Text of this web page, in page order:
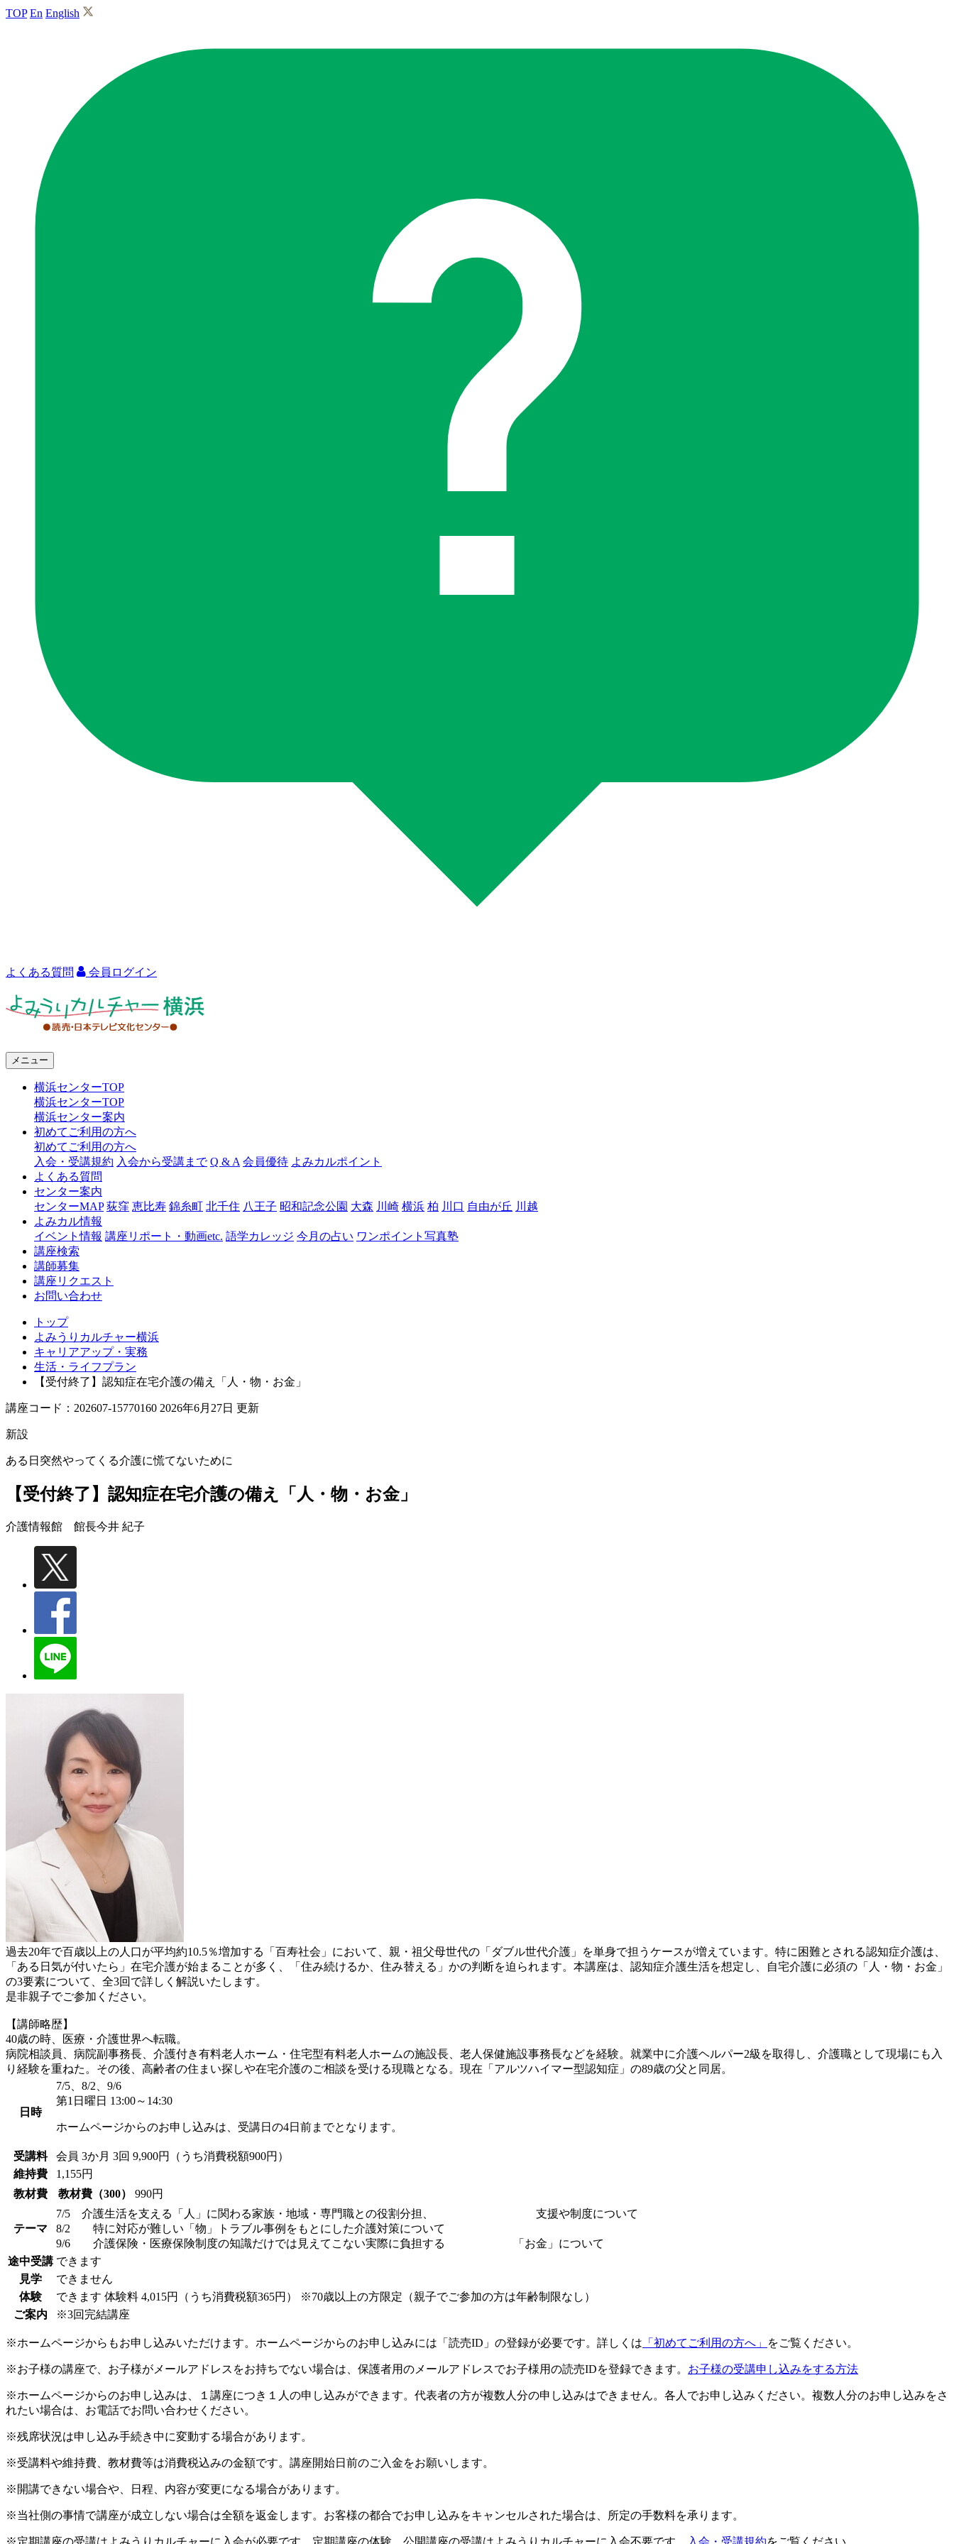
TOP En English
よくある質問 会員ログイン
ャ
横
浜
メニュー
横浜センターTOP
横浜センターTOP
横浜センター案内
初めてご利用の方へ
初めてご利用の方へ
入会・受講規約 入会から受講まで Q & A 会員優待 よみカルポイント
よくある質問
センター案内
センターMAP 荻窪 恵比寿 錦糸町 北千住 八王子 昭和記念公園 大森 川崎 横浜 柏 川口 自由が丘 川越
よみカル情報
イベント情報 講座リポート・動画etc. 語学カレッジ 今月の占い ワンポイント写真塾
講座検索
講師募集
講座リクエスト
お問い合わせ
トップ
よみうりカルチャー横浜
キャリアアップ・実務
生活・ライフプラン
【受付終了】認知症在宅介護の備え「人・物・お金」
講座コード：202607-15770160 2026年6月27日 更新
新設
ある日突然やってくる介護に慌てないために
【受付終了】認知症在宅介護の備え「人・物・お金」
介護情報館 館長今井 紀子
過去20年で百歳以上の人口が平均約10.5％増加する「百寿社会」において、親・祖父母世代の「ダブル世代介護」を単身で担うケースが増えています。特に困難とされる認知症介護は、
「ある日気が付いたら」在宅介護が始まることが多く、「住み続けるか、住み替える」かの判断を迫られます。本講座は、認知症介護生活を想定し、自宅介護に必須の「人・物・お金」
の3要素について、全3回で詳しく解説いたします。
是非親子でご参加ください。
【講師略歴】
40歳の時、医療・介護世界へ転職。
病院相談員、病院副事務長、介護付き有料老人ホーム・住宅型有料老人ホームの施設長、老人保健施設事務長などを経験。就業中に介護ヘルパー2級を取得し、介護職として現場にも入
り経験を重ねた。その後、高齢者の住まい探しや在宅介護のご相談を受ける現職となる。現在「アルツハイマー型認知症」の89歳の父と同居。
日時
7/5、8/2、9/6
第1日曜日 13:00～14:30
ホームページからのお申し込みは、受講日の4日前までとなります。
受講料 会員 3か月 3回 9,900円（うち消費税額900円）
維持費
1,155円
教材費
教材費（300） 990円
テーマ
7/5 介護生活を支える「人」に関わる家族・地域・専門職との役割分担、 支援や制度について
8/2 特に対応が難しい「物」トラブル事例をもとにした介護対策について
9/6 介護保険・医療保険制度の知識だけでは見えてこない実際に負担する 「お金」について
途中受講 できます
見学
できません
体験
できます 体験料 4,015円（うち消費税額365円）
※70歳以上の方限定（親子でご参加の方は年齢制限なし）
ご案内
※3回完結講座
※ホームページからもお申し込みいただけます。ホームページからのお申し込みには「読売ID」の登録が必要です。詳しくは 「初めてご利用の方へ」 をご覧ください。
※お子様の講座で、お子様がメールアドレスをお持ちでない場合は、保護者用のメールアドレスでお子様用の読売IDを登録できます。 お子様の受講申し込みをする方法
※ホームページからのお申し込みは、１講座につき１人の申し込みができます。代表者の方が複数人分の申し込みはできません。各人でお申し込みください。複数人分のお申し込みをさ
れたい場合は、お電話でお問い合わせください。
※残席状況は申し込み手続き中に変動する場合があります。
※受講料や維持費、教材費等は消費税込みの金額です。講座開始日前のご入金をお願いします。
※開講できない場合や、日程、内容が変更になる場合があります。
※当社側の事情で講座が成立しない場合は全額を返金します。お客様の都合でお申し込みをキャンセルされた場合は、所定の手数料を承ります。
※定期講座の受講はよみうりカルチャーに入会が必要です。定期講座の体験、公開講座の受講はよみうりカルチャーに入会不要です。 入会・受講規約をご覧ください。